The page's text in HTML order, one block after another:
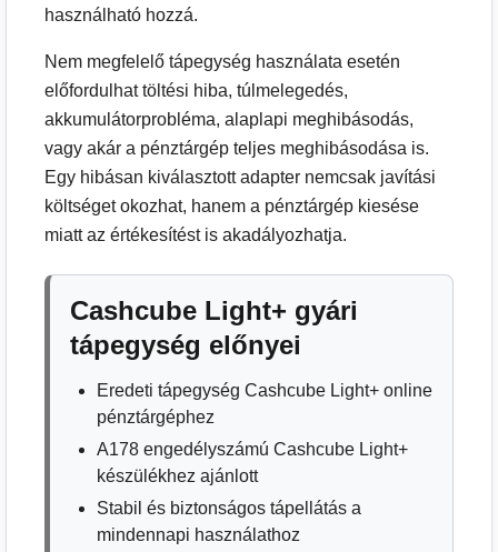
használható hozzá.
Nem megfelelő tápegység használata esetén
előfordulhat töltési hiba, túlmelegedés,
akkumulátorprobléma, alaplapi meghibásodás,
vagy akár a pénztárgép teljes meghibásodása is.
Egy hibásan kiválasztott adapter nemcsak javítási
költséget okozhat, hanem a pénztárgép kiesése
miatt az értékesítést is akadályozhatja.
Cashcube Light+ gyári
tápegység előnyei
Eredeti tápegység Cashcube Light+ online
pénztárgéphez
A178 engedélyszámú Cashcube Light+
készülékhez ajánlott
Stabil és biztonságos tápellátás a
mindennapi használathoz